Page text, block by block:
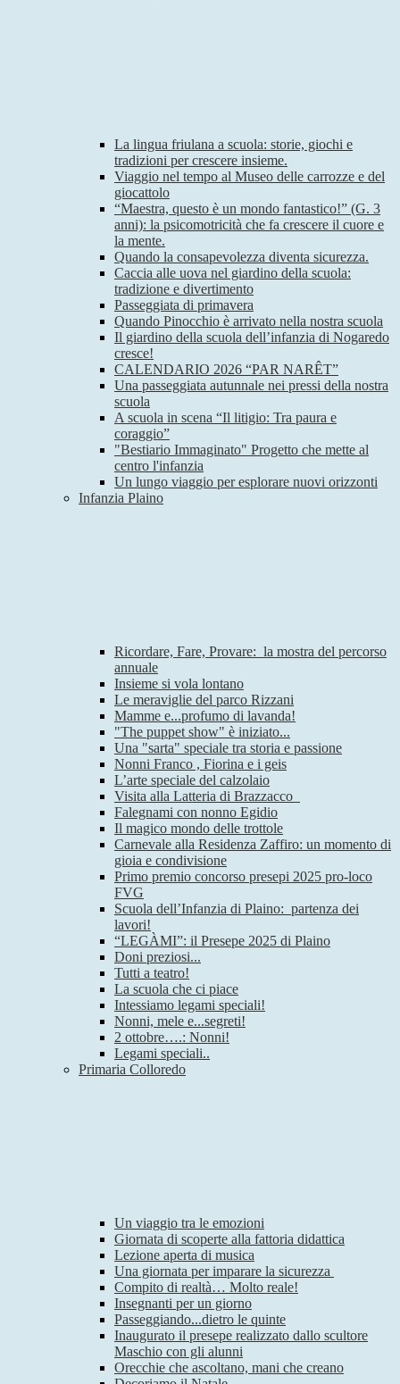
La lingua friulana a scuola: storie, giochi e
tradizioni per crescere insieme.
Viaggio nel tempo al Museo delle carrozze e del
giocattolo
“Maestra, questo è un mondo fantastico!” (G. 3
anni): la psicomotricità che fa crescere il cuore e
la mente.
Quando la consapevolezza diventa sicurezza.
Caccia alle uova nel giardino della scuola:
tradizione e divertimento
Passeggiata di primavera
Quando Pinocchio è arrivato nella nostra scuola
Il giardino della scuola dell’infanzia di Nogaredo
cresce!
CALENDARIO 2026 “PAR NARÊT”
Una passeggiata autunnale nei pressi della nostra
scuola
A scuola in scena “Il litigio: Tra paura e
coraggio”
"Bestiario Immaginato" Progetto che mette al
centro l'infanzia
Un lungo viaggio per esplorare nuovi orizzonti
Infanzia Plaino
Ricordare, Fare, Provare: la mostra del percorso
annuale
Insieme si vola lontano
Le meraviglie del parco Rizzani
Mamme e...profumo di lavanda!
"The puppet show" è iniziato...
Una "sarta" speciale tra storia e passione
Nonni Franco , Fiorina e i geis
L’arte speciale del calzolaio
Visita alla Latteria di Brazzacco
Falegnami con nonno Egidio
Il magico mondo delle trottole
Carnevale alla Residenza Zaffiro: un momento di
gioia e condivisione
Primo premio concorso presepi 2025 pro-loco
FVG
Scuola dell’Infanzia di Plaino: partenza dei
lavori!
“LEGÀMI”: il Presepe 2025 di Plaino
Doni preziosi...
Tutti a teatro!
La scuola che ci piace
Intessiamo legami speciali!
Nonni, mele e...segreti!
2 ottobre….: Nonni!
Legami speciali..
Primaria Colloredo
Un viaggio tra le emozioni
Giornata di scoperte alla fattoria didattica
Lezione aperta di musica
Una giornata per imparare la sicurezza
Compito di realtà… Molto reale!
Insegnanti per un giorno
Passeggiando...dietro le quinte
Inaugurato il presepe realizzato dallo scultore
Maschio con gli alunni
Orecchie che ascoltano, mani che creano